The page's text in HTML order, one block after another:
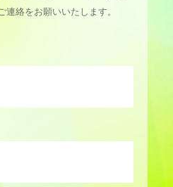
絡をお願いいたします。